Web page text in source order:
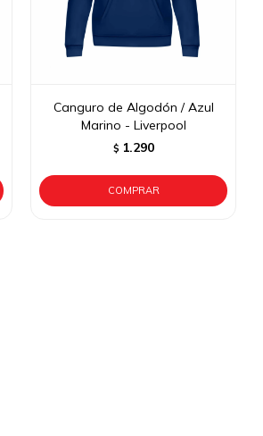
Canguro de Algodón / Azul
Marino - Liverpool
$ 1.290